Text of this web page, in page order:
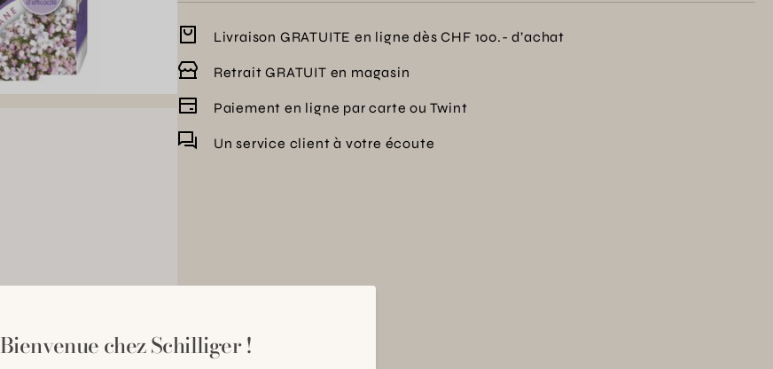
Livraison GRATUITE en ligne dès CHF 100.- d’achat
Retrait GRATUIT en magasin
Paiement en ligne par carte ou Twint
Un service client à votre écoute
Bienvenue chez Schilliger !